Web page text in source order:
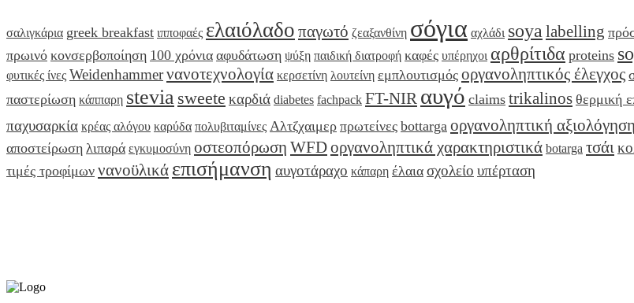
σαλιγκάρια greek breakfast ιπποφαές ελαιόλαδο παγωτό ζεαξανθίνη σόγια αχλάδι soya labelling
πρωινό κονσερβοποίηση 100 χρόνια αφυδάτωση ψύξη παιδική διατροφή καφές υπέρηχοι αρθρίτιδα proteins
φυτικές ίνες Weidenhammerνανοτεχνολογία κερσετίνη λουτείνη εμπλουτισμός οργανοληπτικός έλεγχος
παστερίωση κάππαρη stevia sweete καρδιά diabetes fachpack FT-NIR αυγό claims trikalinos θερμική
παχυσαρκία κρέας αλόγου καρύδα πολυβιταμίνες Αλτζχαιμερ πρωτείνες bottarga οργανοληπτική αξιολόγηση
αποστείρωση λιπαρά εγκυμοσύνη οστεοπόρωση WFDοργανοληπτικά χαρακτηριστικά botarga τσάι
τιμές τροφίμων νανοϋλικά επισήμανση αυγοτάραχο κάπαρη έλαια σχολείο υπέρταση